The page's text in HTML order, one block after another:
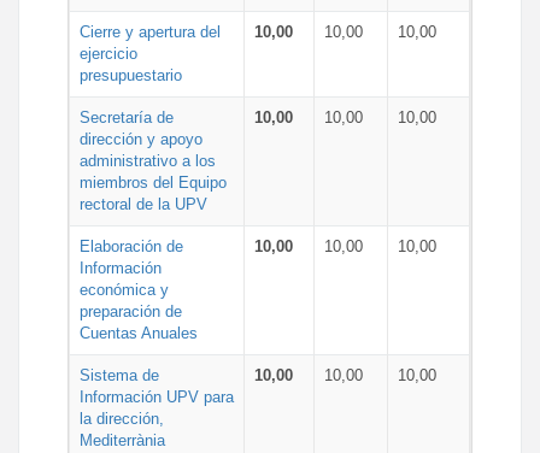
Cierre y apertura del
ejercicio
presupuestario
10,00 10,00 10,00
Secretaría de
dirección y apoyo
administrativo a los
miembros del Equipo
rectoral de la UPV
10,00 10,00 10,00
Elaboración de
Información
económica y
preparación de
Cuentas Anuales
10,00 10,00 10,00
Sistema de
Información UPV para
la dirección,
Mediterrània
10,00 10,00 10,00